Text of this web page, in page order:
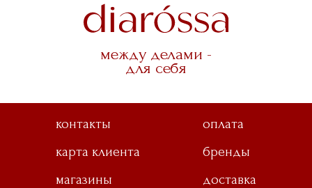
между делами -
для себя
контакты
оплата
карта клиента
бренды
магазины
доставка